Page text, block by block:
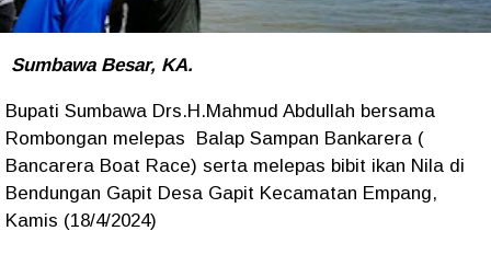
Sumbawa Besar, KA.
Bupati Sumbawa Drs.H.Mahmud Abdullah bersama
Rombongan melepas Balap Sampan Bankarera (
Bancarera Boat Race) serta melepas bibit ikan Nila di
Bendungan Gapit Desa Gapit Kecamatan Empang,
Kamis (18/4/2024)